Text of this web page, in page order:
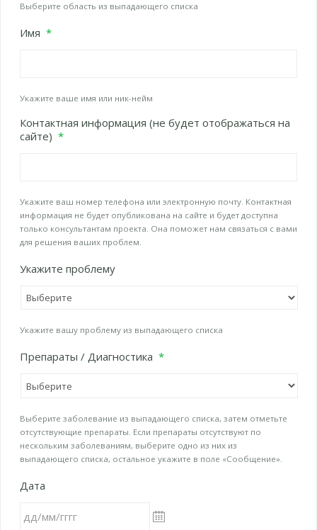
Выберите область из выпадающего списка
Имя *
Укажите ваше имя или ник-нейм
Контактная информация (не будет отображаться на
сайте) *
Укажите ваш номер телефона или электронную почту. Контактная
информация не будет опубликована на сайте и будет доступна
только консультантам проекта. Она поможет нам связаться с вами
для решения ваших проблем.
Укажите проблему
Укажите вашу проблему из выпадающего списка
Препараты / Диагностика *
Выберите заболевание из выпадающего списка, затем отметьте
отсутствующие препараты. Если препараты отсутствуют по
нескольким заболеваниям, выберите одно из них из
выпадающего списка, остальное укажите в поле «Сообщение».
Дата